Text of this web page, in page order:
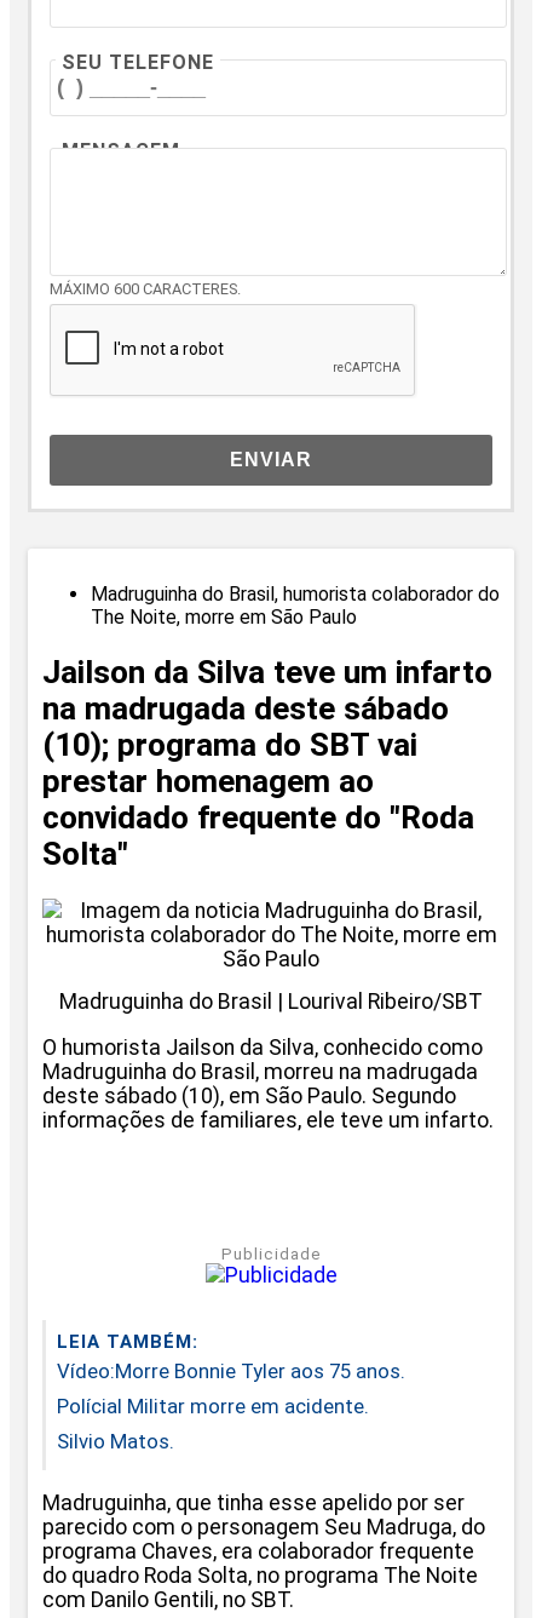
SEU TELEFONE
MENSAGEM
MÁXIMO 600 CARACTERES.
ENVIAR
Madruguinha do Brasil, humorista colaborador do
The Noite, morre em São Paulo
Jailson da Silva teve um infarto
na madrugada deste sábado
(10); programa do SBT vai
prestar homenagem ao
convidado frequente do "Roda
Solta"
Madruguinha do Brasil | Lourival Ribeiro/SBT
O humorista Jailson da Silva, conhecido como
Madruguinha do Brasil, morreu na madrugada
deste sábado (10), em São Paulo. Segundo
informações de familiares, ele teve um infarto.
Publicidade
LEIA TAMBÉM:
Vídeo:Morre Bonnie Tyler aos 75 anos.
Polícial Militar morre em acidente.
Silvio Matos.
Madruguinha, que tinha esse apelido por ser
parecido com o personagem Seu Madruga, do
programa Chaves, era colaborador frequente
do quadro Roda Solta, no programa The Noite
com Danilo Gentili, no SBT.